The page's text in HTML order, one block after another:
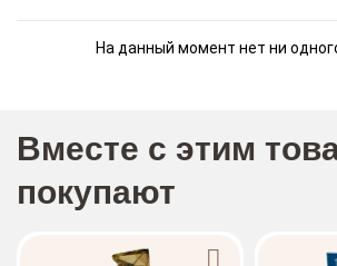
На данный момент нет ни
Вместе с этим
покупают